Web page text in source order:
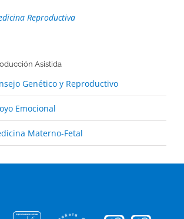
Reproductiva
Asistida
Genético y Reproductivo
Emocional
Materno-Fetal